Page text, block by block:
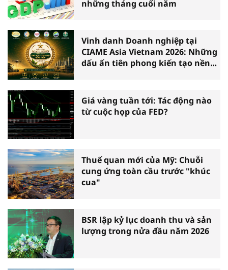
những tháng cuối năm
Vinh danh Doanh nghiệp tại
CIAME Asia Vietnam 2026: Những
dấu ấn tiên phong kiến tạo nền
Giá vàng tuần tới: Tác động nào
từ cuộc họp của FED?
Thuế quan mới của Mỹ: Chuỗi
cung ứng toàn cầu trước "khúc
cua"
BSR lập kỷ lục doanh thu và sản
lượng trong nửa đầu năm 2026